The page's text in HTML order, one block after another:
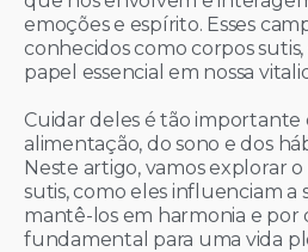
emoções e espírito. Esses
conhecidos como corpos
papel essencial em nossa
Cuidar deles é tão
alimentação, do sono e dos
Neste artigo, vamos explorar
sutis, como eles influenciam a
mantê-los em harmonia e por
fundamental para uma vida